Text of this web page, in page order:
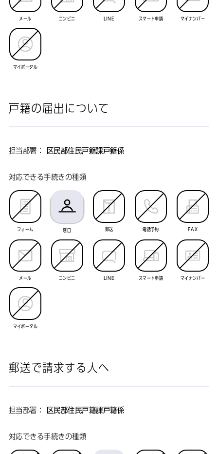
メール コンビニ LINE スマート申請 マイナンバー
マイポータル
戸籍の届出について
担当部署： 区民部住民戸籍課戸籍係
対応できる手続きの種類
フォーム 窓口 郵送 電話予約 FAX
メール コンビニ LINE スマート申請 マイナンバー
マイポータル
郵送で請求する人へ
担当部署： 区民部住民戸籍課戸籍係
対応できる手続きの種類